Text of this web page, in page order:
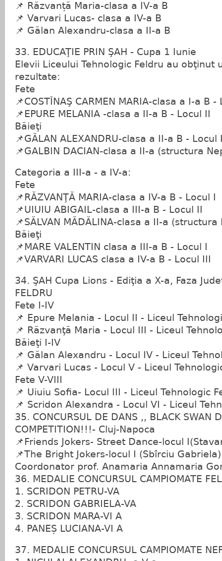
📌 Răzvanță Maria-clasa a IV-a B
📌 Varvari Lucas- clasa a IV-a B
📌 Gălan Alexandru-clasa a II-a B
33. EDUCAŢIE PRIN ŞAH - Cupa 1 Iunie
Elevii Liceului Tehnologic Feldru au obţinut
rezultate:
Fete
📌COSTÎNAŞ CARMEN MARIA-clasa a I-a B -
📌EPURE MELANIA -clasa a II-a B - Locul II
Băieţi
📌GĂLAN ALEXANDRU-clasa a II-a B - Locul
📌GALBIN DACIAN-clasa a II-a (structura
Categoria a III-a - a IV-a:
Fete
📌RĂZVANŢĂ MARIA-clasa a IV-a B - Locul I
📌UIUIU ABIGAIL-clasa a III-a B - Locul II
📌SĂLVAN MĂDĂLINA-clasa a II-a
Băieţi
📌MARE VALENTIN clasa a III-a B - Locul I
📌VARVARI LUCAS clasa a IV-a B - Locul III
34. ŞAH Cupa Lions - Ediţia a X-a, Faza
FELDRU
Fete I-IV
📌 Epure Melania - Locul II - Liceul
📌 Răzvanţă Maria - Locul III - Liceul
Băieţi I-IV
📌 Gălan Alexandru - Locul IV - Liceul
📌 Varvari Lucas - Locul V - Liceul
Fete V-VIII
📌 Uiuiu Sofia- Locul III - Liceul Tehnologic
📌 Scridon Alexandra - Locul VI - Liceul
35. CONCURSUL DE DANS ,, BLACK SWAN
COMPETITION!!!- Cluj-Napoca
📌Friends Jokers- Street Dance-locul
📌The Bright Jokers-locul I (Sbîrciu Gabriela)
Coordonator prof. Anamaria Annamaria
36. MEDALIE CONCURSUL CAMPIOMATE
1. SCRIDON PETRU-VA
2. SCRIDON GABRIELA-VA
3. SCRIDON MARA-VI A
4. PANEȘ LUCIANA-VI A
37. MEDALIE CONCURSUL CAMPIOMATE